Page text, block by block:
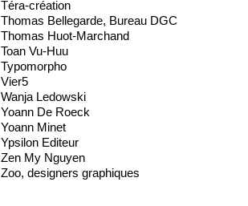
Téra-création
Thomas Bellegarde, Bureau DGC
Thomas Huot-Marchand
Toan Vu-Huu
Typomorpho
Vier5
Wanja Ledowski
Yoann De Roeck
Yoann Minet
Ypsilon Editeur
Zen My Nguyen
Zoo, designers graphiques